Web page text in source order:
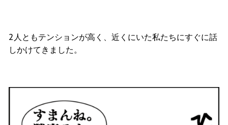
2人ともテンションが高く、近くにいた私たちにすぐに話
しかけてきました。